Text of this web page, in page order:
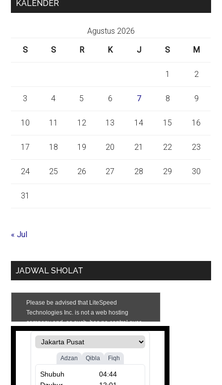
KALENDER
Agustus 2026
S
S R K J S M
1 2
3 4 5 6 7 8 9
10 11 12 13 14 15 16
17 18 19 20 21 22 23
24 25 26 27 28 29 30
31
« Jul
JADWAL SHOLAT